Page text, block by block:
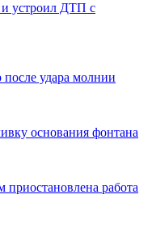
и устроил ДТП с
удара молнии
основания фонтана
работа